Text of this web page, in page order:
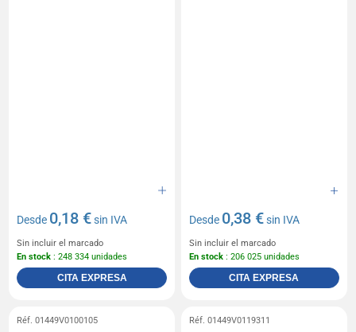
Desde 0,18 €sin IVA
Sin incluir el marcado
En stock : 248 334 unidades
CITA EXPRESA
Desde 0,38 €sin IVA
Sin incluir el marcado
En stock : 206 025 unidades
CITA EXPRESA
Réf. 01449V0100105 Réf. 01449V0119311